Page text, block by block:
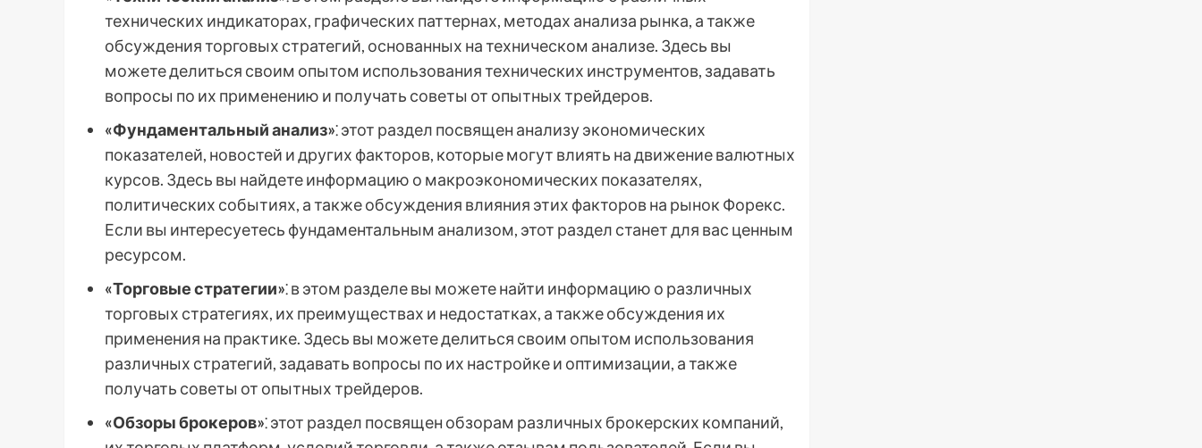
технических индикаторах, графических паттернах, методах анализа рынка, а также
обсуждения торговых стратегий, основанных на техническом анализе. Здесь вы
можете делиться своим опытом использования технических инструментов, задавать
вопросы по их применению и получать советы от опытных трейдеров.
«Фундаментальный анализ»⁚ этот раздел посвящен анализу экономических
показателей, новостей и других факторов, которые могут влиять на движение валютных
курсов. Здесь вы найдете информацию о макроэкономических показателях,
политических событиях, а также обсуждения влияния этих факторов на рынок Форекс.
Если вы интересуетесь фундаментальным анализом, этот раздел станет для вас ценным
ресурсом.
«Торговые стратегии»⁚ в этом разделе вы можете найти информацию о различных
торговых стратегиях, их преимуществах и недостатках, а также обсуждения их
применения на практике. Здесь вы можете делиться своим опытом использования
различных стратегий, задавать вопросы по их настройке и оптимизации, а также
получать советы от опытных трейдеров.
«Обзоры брокеров»⁚ этот раздел посвящен обзорам различных брокерских компаний,